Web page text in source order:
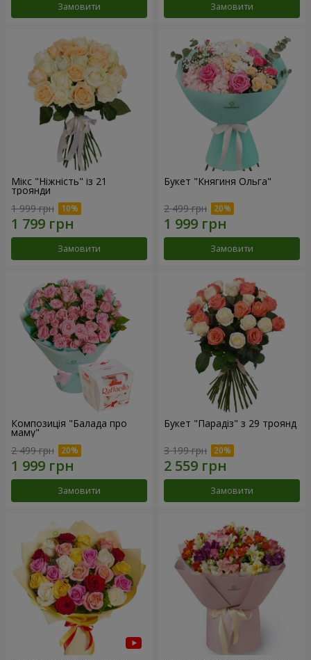
Замовити Замовити
Мікс "Ніжність" із 21
троянди
1 999 грн
Замовити
Букет "Княгиня Ольга"
2 499 грн
Замовити
Композиція "Балада про
маму"
2 499 грн
Замовити
Букет "Парадіз" з 29 троянд
3 199 грн
Замовити